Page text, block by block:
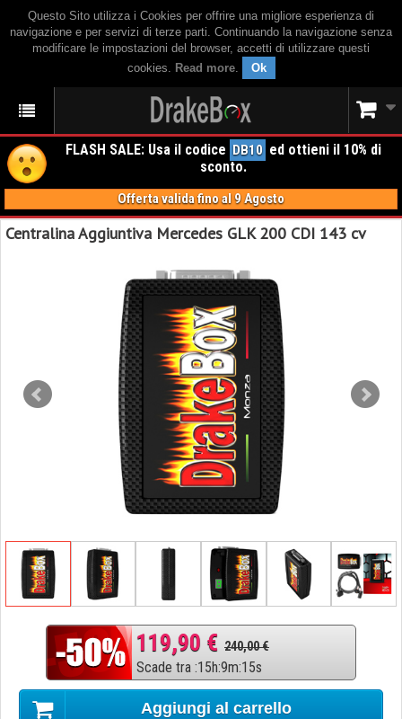
Questo Sito utilizza i Cookies per offrire una migliore esperienza di
navigazione e per servizi di terze parti. Continuando la navigazione senza
modificare le impostazioni del browser, accetti di utilizzare questi
cookies. Read more. Ok
FLASH SALE: Usa il codice DB10 ed ottieni il 10% di
sconto.
Offerta valida fino al 9 Agosto
Centralina Aggiuntiva Mercedes GLK 200 CDI 143 cv
119,90 € 240,00 €
Scade tra :15h:9m:14s
Aggiungi al carrello